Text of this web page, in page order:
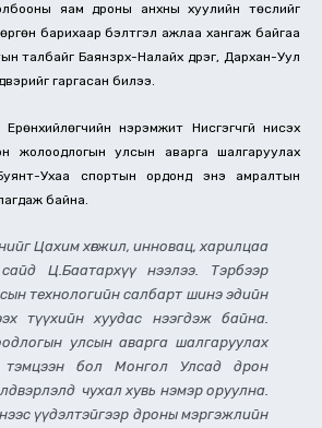
яам дроны анхны хуулийн төслийг
барихаар бэлтгэл ажлаа хангаж байгаа
талбайг Баянзүрх-Налайх дүүрэг, Дархан-Уул
гаргасан билээ.
нэрэмжит Нисгэгчгүй нисэх
жолоодлогын улсын аварга шалгаруулах
Ухаа спортын ордонд энэ амралтын
байна.
Цахим хөгжил, инновац, харилцаа
Ц.Баатархүү нээлээ. Тэрбээр
технологийн салбарт шинэ эдийн
түүхийн хуудас нээгдэж байна.
улсын аварга шалгаруулах
тэмцээн бол Монгол Улсад дрон
чухал хувь нэмэр оруулна.
үүдэлтэйгээр дроны мэргэжлийн